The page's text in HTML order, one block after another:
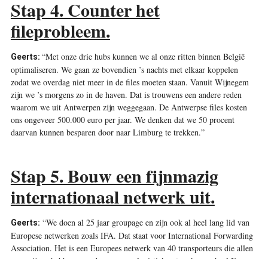
Stap 4. Counter het
fileprobleem.
Geerts: “Met onze drie hubs kunnen we al onze ritten binnen België
optimaliseren. We gaan ze bovendien ’s nachts met elkaar koppelen
zodat we overdag niet meer in de files moeten staan. Vanuit Wijnegem
zijn we ’s morgens zo in de haven. Dat is trouwens een andere reden
waarom we uit Antwerpen zijn weggegaan. De Antwerpse files kosten
ons ongeveer 500.000 euro per jaar. We denken dat we 50 procent
daarvan kunnen besparen door naar Limburg te trekken.”
Stap 5. Bouw een fijnmazig
internationaal netwerk uit.
Geerts: “We doen al 25 jaar groupage en zijn ook al heel lang lid van
Europese netwerken zoals IFA. Dat staat voor International Forwarding
Association. Het is een Europees netwerk van 40 transporteurs die allen